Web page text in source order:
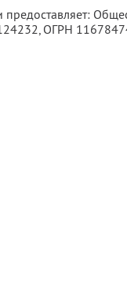
предоставляет:
, ОГРН